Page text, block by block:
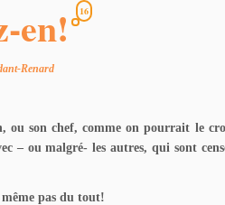
en! 16
Renard
ou son chef, comme on pourrait le
– ou malgré- les autres, qui sont
même pas du tout!